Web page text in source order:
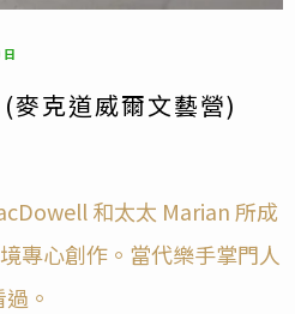
克道威爾文藝營)
和太太 Marian 所成
專心創作。當代樂手掌門人
。